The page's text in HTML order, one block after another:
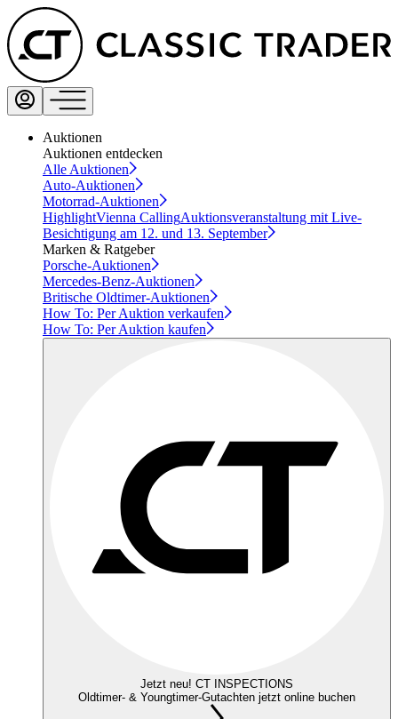
Auktionen
Auktionen entdecken
Alle Auktionen
Auto-Auktionen
Motorrad-Auktionen
HighlightVienna CallingAuktionsveranstaltung mit Live-
Besichtigung am 12. und 13. September
Marken & Ratgeber
Porsche-Auktionen
Mercedes-Benz-Auktionen
Britische Oldtimer-Auktionen
How To: Per Auktion verkaufen
How To: Per Auktion kaufen
Jetzt neu! CT INSPECTIONS
Oldtimer- & Youngtimer-Gutachten jetzt online buchen